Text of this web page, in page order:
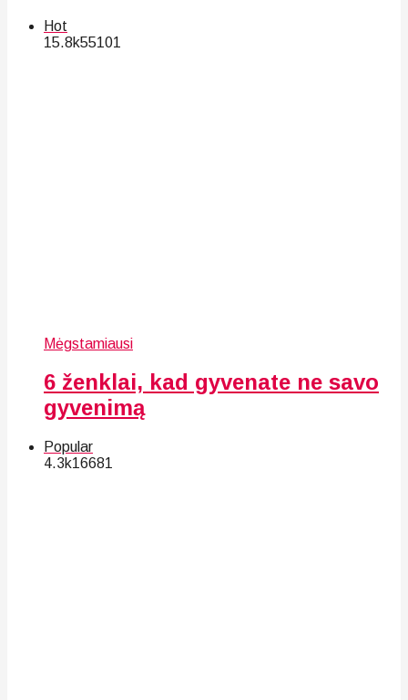
Hot
15.8k55101
Mėgstamiausi
6 ženklai, kad gyvenate ne savo
gyvenimą
Popular
4.3k16681